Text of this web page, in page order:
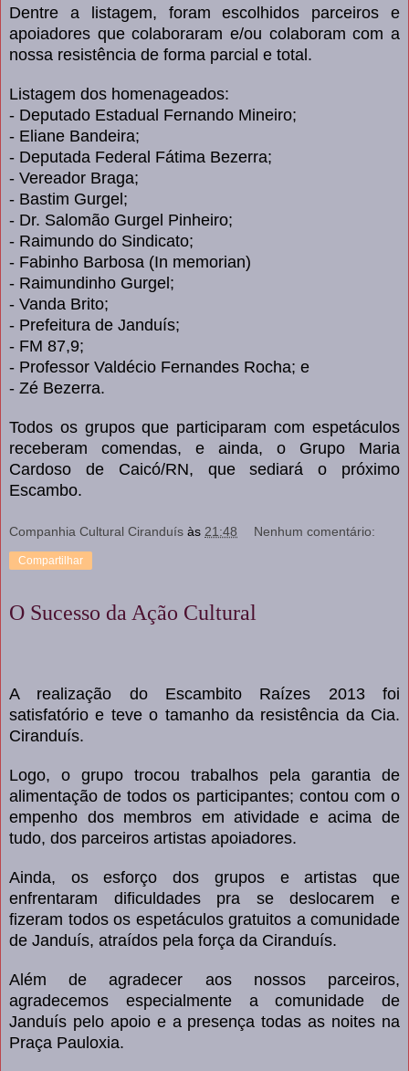
Dentre a listagem, foram escolhidos parceiros e
apoiadores que colaboraram e/ou colaboram com a
nossa resistência de forma parcial e total.
Listagem dos homenageados:
- Deputado Estadual Fernando Mineiro;
- Eliane Bandeira;
- Deputada Federal Fátima Bezerra;
- Vereador Braga;
- Bastim Gurgel;
- Dr. Salomão Gurgel Pinheiro;
- Raimundo do Sindicato;
- Fabinho Barbosa (In memorian)
- Raimundinho Gurgel;
- Vanda Brito;
- Prefeitura de Janduís;
- FM 87,9;
- Professor Valdécio Fernandes Rocha; e
- Zé Bezerra.
Todos os grupos que participaram com espetáculos
receberam comendas, e ainda, o Grupo Maria
Cardoso de Caicó/RN, que sediará o próximo
Escambo.
Companhia Cultural Ciranduís às 21:48 Nenhum comentário:
Compartilhar
O Sucesso da Ação Cultural
A realização do Escambito Raízes 2013 foi
satisfatório e teve o tamanho da resistência da Cia.
Ciranduís.
Logo, o grupo trocou trabalhos pela garantia de
alimentação de todos os participantes; contou com o
empenho dos membros em atividade e acima de
tudo, dos parceiros artistas apoiadores.
Ainda, os esforço dos grupos e artistas que
enfrentaram dificuldades pra se deslocarem e
fizeram todos os espetáculos gratuitos a comunidade
de Janduís, atraídos pela força da Ciranduís.
Além de agradecer aos nossos parceiros,
agradecemos especialmente a comunidade de
Janduís pelo apoio e a presença todas as noites na
Praça Pauloxia.